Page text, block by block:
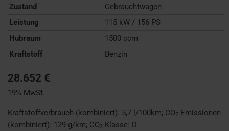
Zustand
Gebrauchtwagen
Leistung
115 kW / 156 PS
Hubraum
1500 ccm
Kraftstoff
Benzin
28.652 €
19% MwSt.
Kraftstoffverbrauch (kombiniert): 5,7 l/100km; CO2-Emissionen
(kombiniert): 129 g/km; CO2-Klasse: D